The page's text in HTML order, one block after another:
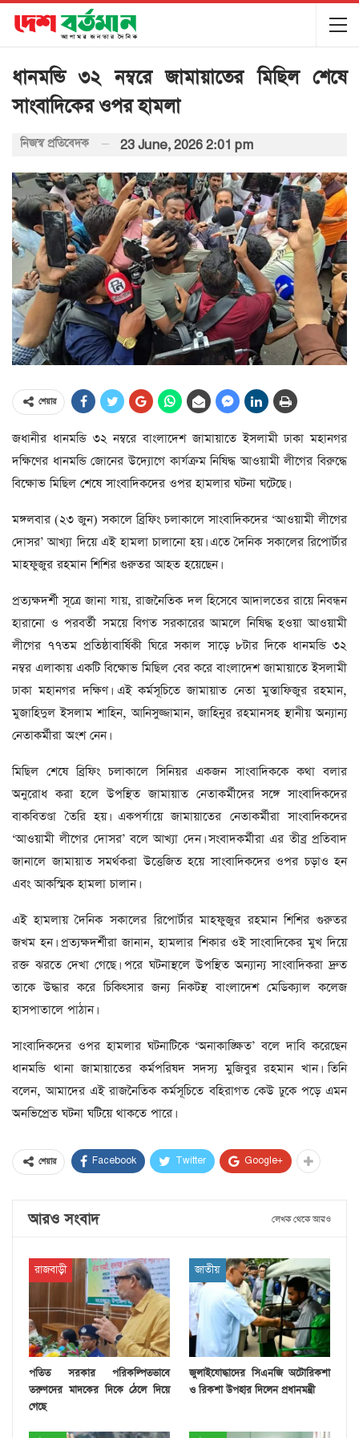
ধানমন্ডি ৩২ নম্বরে জামায়াতের মিছিল শেষে
সাংবাদিকের ওপর হামলা
নিজস্ব প্রতিবেদক 23 June, 2026 2:01 pm
শেয়ার
জধানীর ধানমন্ডি ৩২ নম্বরে বাংলাদেশ জামায়াতে ইসলামী ঢাকা মহানগর
দক্ষিণের ধানমন্ডি জোনের উদ্যোগে কার্যক্রম নিষিদ্ধ আওয়ামী লীগের বিরুদ্ধে
বিক্ষোভ মিছিল শেষে সাংবাদিকদের ওপর হামলার ঘটনা ঘটেছে।
মঙ্গলবার (২৩ জুন) সকালে ব্রিফিং চলাকালে সাংবাদিকদের ‘আওয়ামী লীগের
দোসর’ আখ্যা দিয়ে এই হামলা চালানো হয়। এতে দৈনিক সকালের রিপোর্টার
মাহফুজুর রহমান শিশির গুরুতর আহত হয়েছেন।
প্রত্যক্ষদর্শী সূত্রে জানা যায়, রাজনৈতিক দল হিসেবে আদালতের রায়ে নিবন্ধন
হারানো ও পরবর্তী সময়ে বিগত সরকারের আমলে নিষিদ্ধ হওয়া আওয়ামী
লীগের ৭৭তম প্রতিষ্ঠাবার্ষিকী ঘিরে সকাল সাড়ে ৮টার দিকে ধানমন্ডি ৩২
নম্বর এলাকায় একটি বিক্ষোভ মিছিল বের করে বাংলাদেশ জামায়াতে ইসলামী
ঢাকা মহানগর দক্ষিণ। এই কর্মসূচিতে জামায়াত নেতা মুস্তাফিজুর রহমান,
মুজাহিদুল ইসলাম শাহিন, আনিসুজ্জামান, জাহিনুর রহমানসহ স্থানীয় অন্যান্য
নেতাকর্মীরা অংশ নেন।
মিছিল শেষে ব্রিফিং চলাকালে সিনিয়র একজন সাংবাদিককে কথা বলার
অনুরোধ করা হলে উপস্থিত জামায়াত নেতাকর্মীদের সঙ্গে সাংবাদিকদের
বাকবিতণ্ডা তৈরি হয়। একপর্যায়ে জামায়াতের নেতাকর্মীরা সাংবাদিকদের
‘আওয়ামী লীগের দোসর’ বলে আখ্যা দেন। সংবাদকর্মীরা এর তীব্র প্রতিবাদ
জানালে জামায়াত সমর্থকরা উত্তেজিত হয়ে সাংবাদিকদের ওপর চড়াও হন
এবং আকস্মিক হামলা চালান।
এই হামলায় দৈনিক সকালের রিপোর্টার মাহফুজুর রহমান শিশির গুরুতর
জখম হন। প্রত্যক্ষদর্শীরা জানান, হামলার শিকার ওই সাংবাদিকের মুখ দিয়ে
রক্ত ঝরতে দেখা গেছে। পরে ঘটনাস্থলে উপস্থিত অন্যান্য সাংবাদিকরা দ্রুত
তাকে উদ্ধার করে চিকিৎসার জন্য নিকটস্থ বাংলাদেশ মেডিক্যাল কলেজ
হাসপাতালে পাঠান।
সাংবাদিকদের ওপর হামলার ঘটনাটিকে ‘অনাকাঙ্ক্ষিত’ বলে দাবি করেছেন
ধানমন্ডি থানা জামায়াতের কর্মপরিষদ সদস্য মুজিবুর রহমান খান। তিনি
বলেন, আমাদের এই রাজনৈতিক কর্মসূচিতে বহিরাগত কেউ ঢুকে পড়ে এমন
অনভিপ্রেত ঘটনা ঘটিয়ে থাকতে পারে।
শেয়ার Facebook Twitter Google+
আরও সংবাদ লেখক থেকে আরও
রাজবাড়ী
পতিত সরকার পরিকল্পিতভাবে
তরুণদের মাদকের দিকে ঠেলে দিয়ে
গেছে
জাতীয়
জুলাইযোদ্ধাদের সিএনজি অটোরিকশা
ও রিকশা উপহার দিলেন প্রধানমন্ত্রী